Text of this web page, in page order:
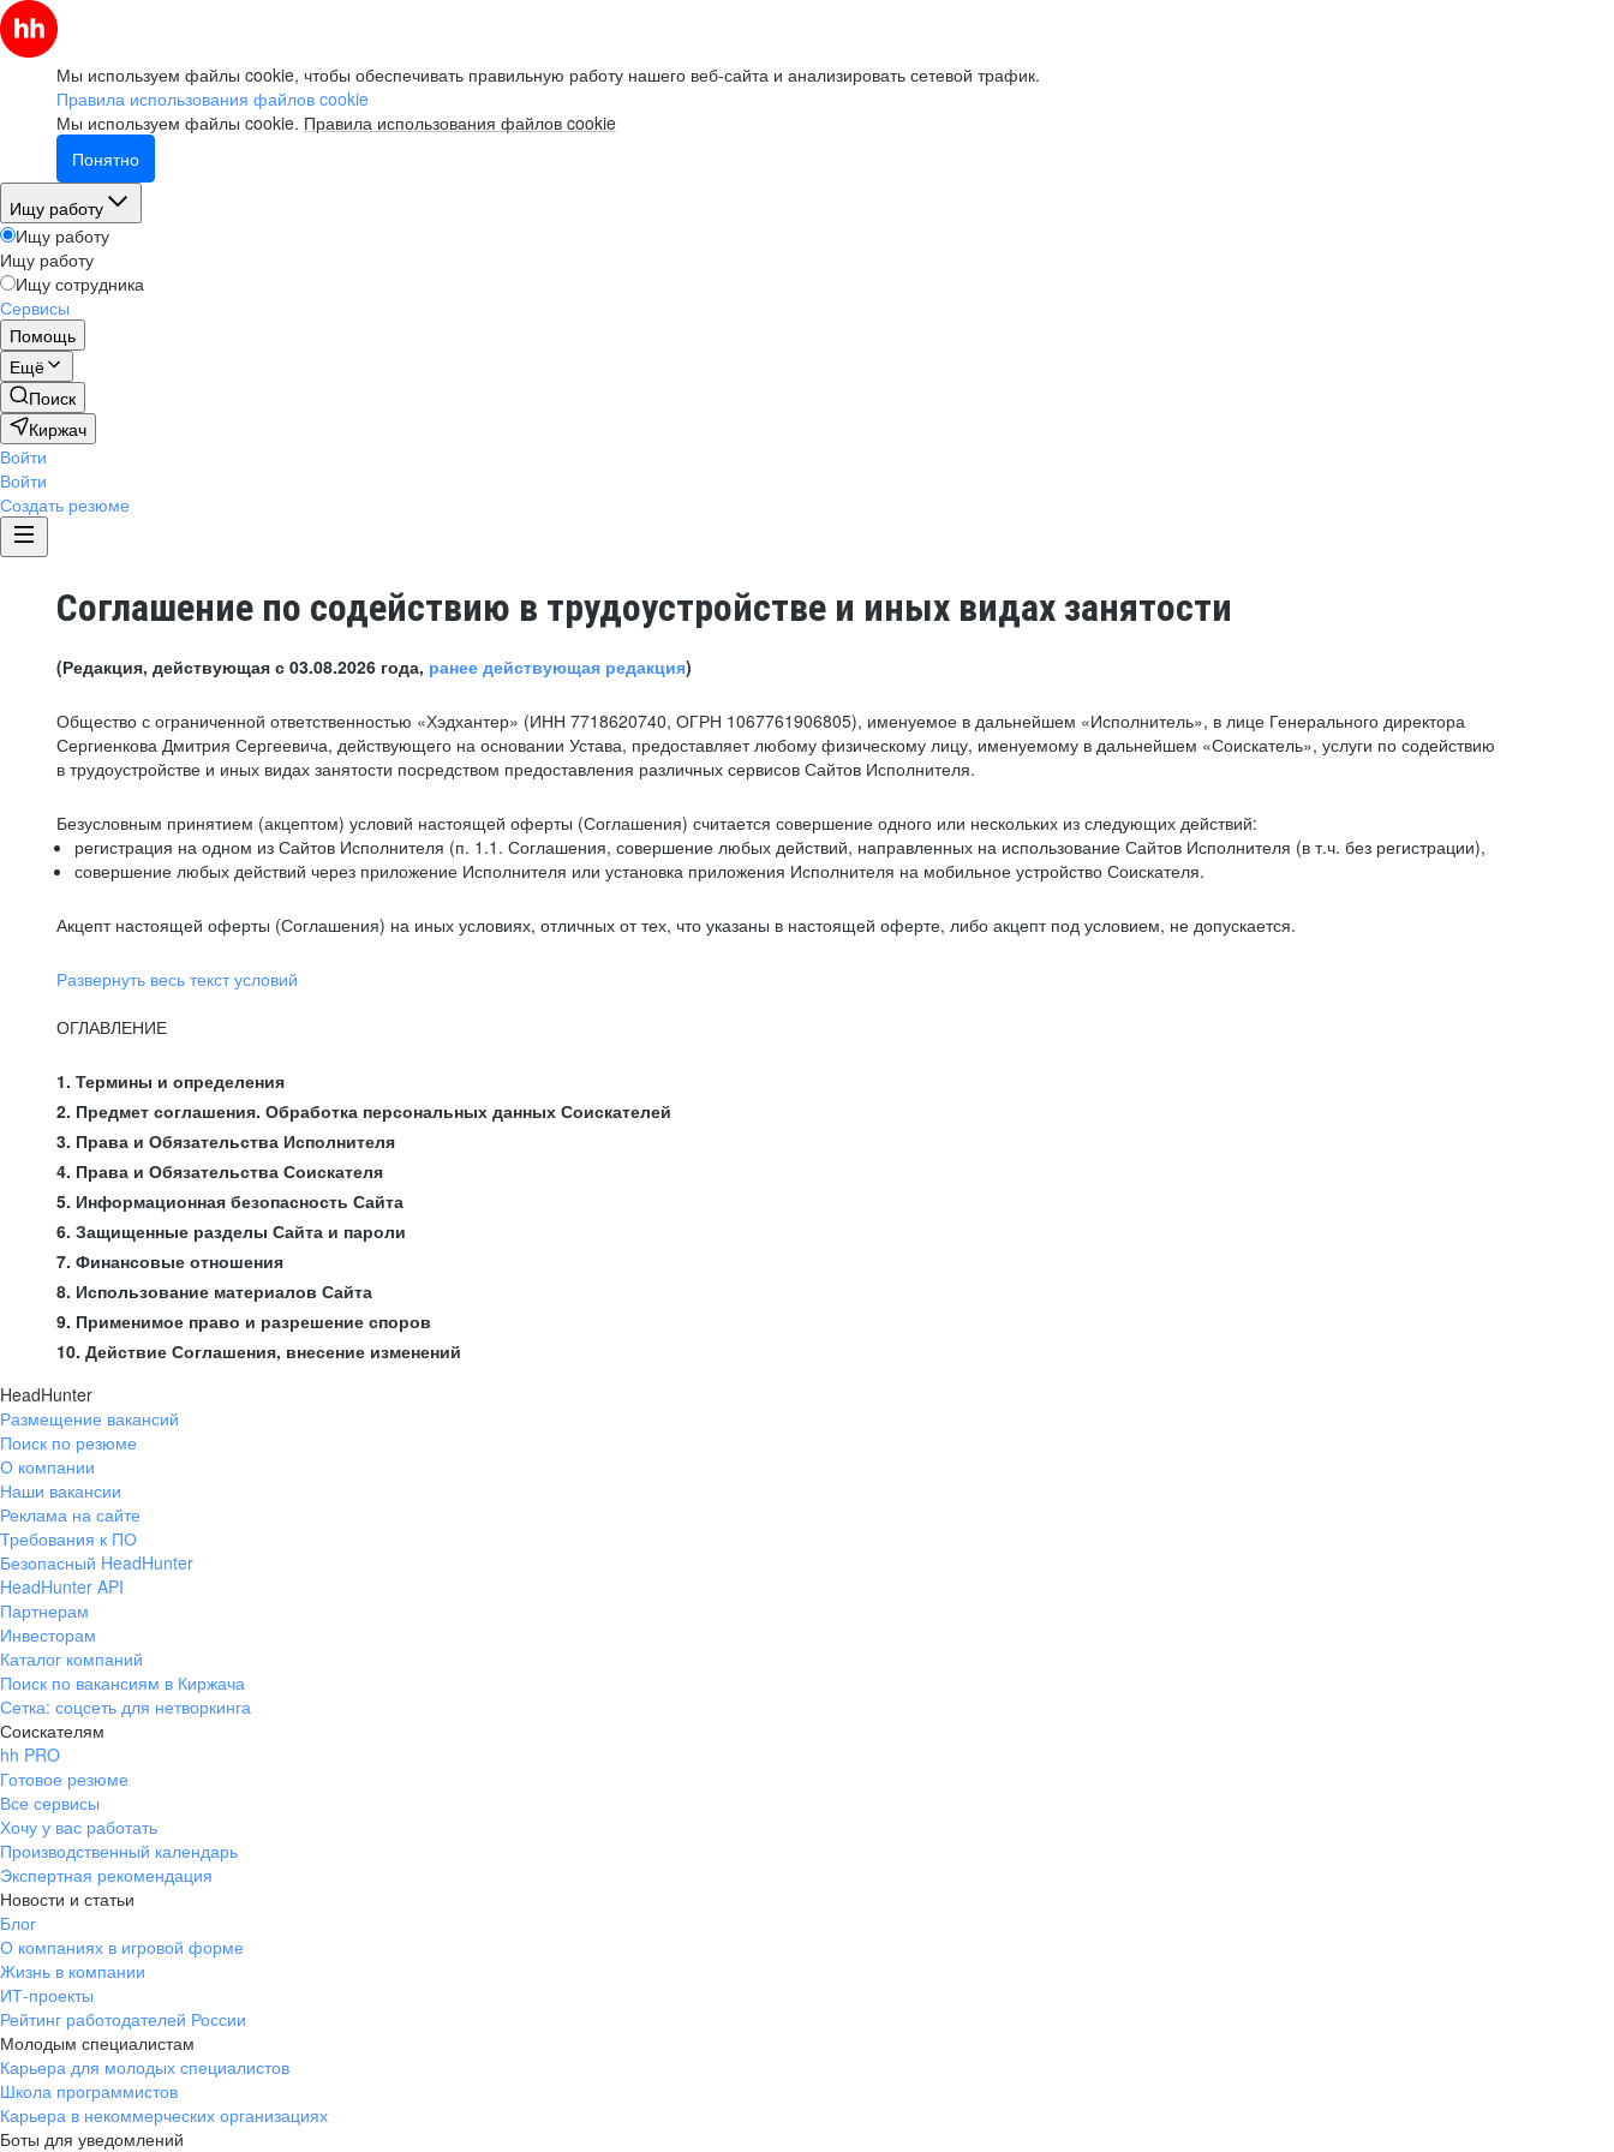
Мы используем файлы cookie, чтобы обеспечивать правильную работу нашего веб-сайта и анализировать сетевой трафик.
Правила использования файлов cookie
Мы используем файлы cookie. Правила использования файлов cookie
Понятно
Ищу работу
Ищу работу
Ищу работу
Ищу сотрудника
Сервисы
Помощь
Ещё
Поиск
Киржач
Войти
Войти
Создать резюме
Соглашение по содействию в трудоустройстве и иных видах занятости
(Редакция, действующая с 03.08.2026 года, ранее действующая редакция)
Общество с ограниченной ответственностью «Хэдхантер» (ИНН 7718620740, ОГРН 1067761906805), именуемое в дальнейшем «Исполнитель», в лице Генерального директора
Сергиенкова Дмитрия Сергеевича, действующего на основании Устава, предоставляет любому физическому лицу, именуемому в дальнейшем «Соискатель», услуги по содействию
в трудоустройстве и иных видах занятости посредством предоставления различных сервисов Сайтов Исполнителя.
Безусловным принятием (акцептом) условий настоящей оферты (Соглашения) считается совершение одного или нескольких из следующих действий:
регистрация на одном из Сайтов Исполнителя (п. 1.1. Соглашения, совершение любых действий, направленных на использование Сайтов Исполнителя (в т.ч. без регистрации),
совершение любых действий через приложение Исполнителя или установка приложения Исполнителя на мобильное устройство Соискателя.
Акцепт настоящей оферты (Соглашения) на иных условиях, отличных от тех, что указаны в настоящей оферте, либо акцепт под условием, не допускается.
Развернуть весь текст условий
ОГЛАВЛЕНИЕ
1. Термины и определения
2. Предмет соглашения. Обработка персональных данных Соискателей
3. Права и Обязательства Исполнителя
4. Права и Обязательства Соискателя
5. Информационная безопасность Сайта
6. Защищенные разделы Сайта и пароли
7. Финансовые отношения
8. Использование материалов Сайта
9. Применимое право и разрешение споров
10. Действие Соглашения, внесение изменений
HeadHunter
Размещение вакансий
Поиск по резюме
О компании
Наши вакансии
Реклама на сайте
Требования к ПО
Безопасный HeadHunter
HeadHunter API
Партнерам
Инвесторам
Каталог компаний
Поиск по вакансиям в Киржача
Сетка: соцсеть для нетворкинга
Соискателям
hh PRO
Готовое резюме
Все сервисы
Хочу у вас работать
Производственный календарь
Экспертная рекомендация
Новости и статьи
Блог
О компаниях в игровой форме
Жизнь в компании
ИТ-проекты
Рейтинг работодателей России
Молодым специалистам
Карьера для молодых специалистов
Школа программистов
Карьера в некоммерческих организациях
Боты для уведомлений